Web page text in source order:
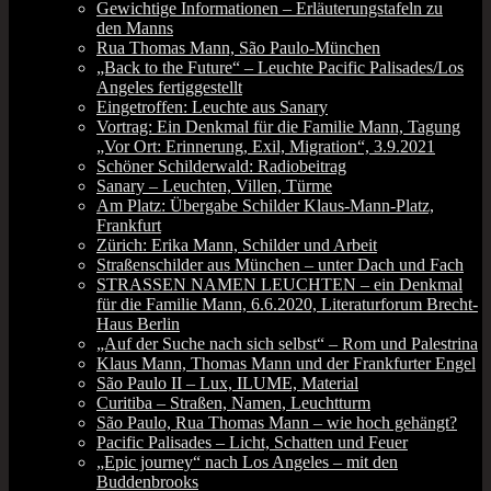
Gewichtige Informationen – Erläuterungstafeln zu
den Manns
Rua Thomas Mann, São Paulo-München
„Back to the Future“ – Leuchte Pacific Palisades/Los
Angeles fertiggestellt
Eingetroffen: Leuchte aus Sanary
Vortrag: Ein Denkmal für die Familie Mann, Tagung
„Vor Ort: Erinnerung, Exil, Migration“, 3.9.2021
Schöner Schilderwald: Radiobeitrag
Sanary – Leuchten, Villen, Türme
Am Platz: Übergabe Schilder Klaus-Mann-Platz,
Frankfurt
Zürich: Erika Mann, Schilder und Arbeit
Straßenschilder aus München – unter Dach und Fach
STRASSEN NAMEN LEUCHTEN – ein Denkmal
für die Familie Mann, 6.6.2020, Literaturforum Brecht-
Haus Berlin
„Auf der Suche nach sich selbst“ – Rom und Palestrina
Klaus Mann, Thomas Mann und der Frankfurter Engel
São Paulo II – Lux, ILUME, Material
Curitiba – Straßen, Namen, Leuchtturm
São Paulo, Rua Thomas Mann – wie hoch gehängt?
Pacific Palisades – Licht, Schatten und Feuer
„Epic journey“ nach Los Angeles – mit den
Buddenbrooks